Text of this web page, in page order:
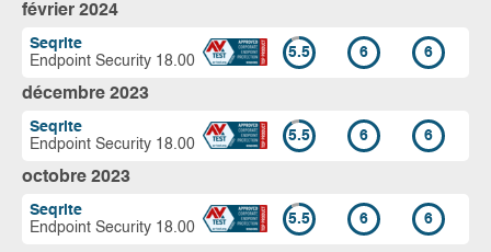
février 2024
Seqrite
Endpoint Security 18.00
5.5 6 6
décembre 2023
Seqrite
Endpoint Security 18.00
5.5 6 6
octobre 2023
Seqrite
Endpoint Security 18.00
5.5 6 6